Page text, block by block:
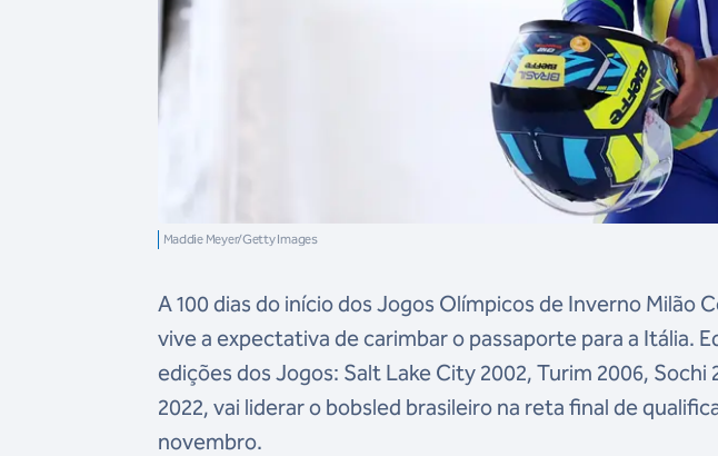
Maddie Meyer/Getty Images
A 100 dias do início dos Jogos Olímpicos de Inverno Milão
vive a expectativa de carimbar o passaporte para a Itália.
edições dos Jogos: Salt Lake City 2002, Turim 2006, Sochi
2022, vai liderar o bobsled brasileiro na reta final de
novembro.